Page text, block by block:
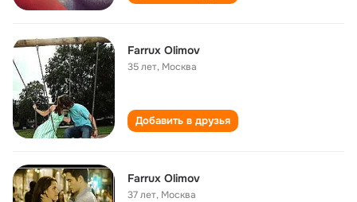
Farrux Olimov
35 лет, Москва
Добавить в друзья
Farrux Olimov
37 лет, Москва